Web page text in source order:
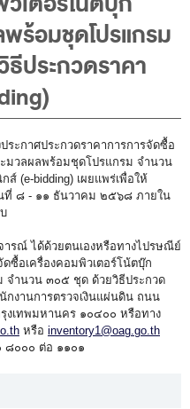
ดิน
ง (CIO)
ชการ
ร้อมชุดโปรแกรม
ประกวดราคา
ระกาศประกวดราคาการการจัดซื้อ
มวลผลพร้อมชุดโปรแกรม จำนวน
(e-bidding) เผยแพร่เพื่อให้
ที่ ๘ - ๑๑ ธันวาคม ๒๕๖๘ ภายใน
รณ์ ได้ด้วยตนเองหรือทางไปรษณีย์
ซื้อเครื่องคอมพิวเตอร์โน้ตบุ๊ก
จำนวน ๓๐๕ ชุด ด้วยวิธีประกวด
กงานการตรวจเงินแผ่นดิน ถนน
งเทพมหานคร ๑๐๔๐๐ หรือทาง
หรือ inventory1@oag.go.th
๘๐๐๐ ต่อ ๑๑๐๑